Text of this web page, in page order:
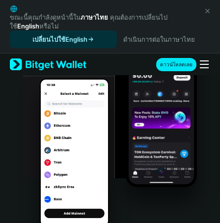
English
日本語
Tiếng Việt
Español (Latinoamérica)
Türkçe
Italiano
Português (Portugal)
Bahasa Indonesia
Português (Brasil)
Español (Argentina)
ขณะนี้คุณกำลังดูหน้านี้ในภาษาไทย คุณต้องการเปลี่ยนไป
ใช้Englishหรือไม่
เปลี่ยนไปใช้English
ดำเนินการต่อในภาษาไทย
ดาวน์โหลดเลย